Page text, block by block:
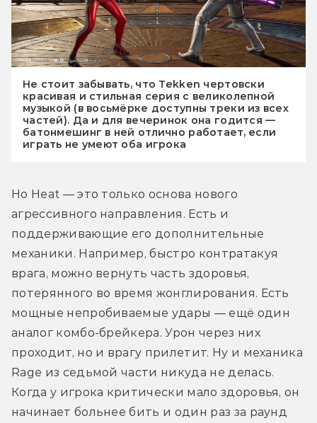
Не стоит забывать, что Tekken чертовски
красивая и стильная серия с великолепной
музыкой (в восьмёрке доступны треки из всех
частей). Да и для вечеринок она годится —
батонмешинг в ней отлично работает, если
играть не умеют оба игрока
Но Heat — это только основа нового
агрессивного направления. Есть и
поддерживающие его дополнительные
механики. Например, быстро контратакуя
врага, можно вернуть часть здоровья,
потерянного во время жонглирования. Есть
мощные непробиваемые удары — ещё один
аналог комбо-брейкера. Урон через них
проходит, но и врагу прилетит. Ну и механика
Rage из седьмой части никуда не делась.
Когда у игрока критически мало здоровья, он
начинает больнее бить и один раз за раунд